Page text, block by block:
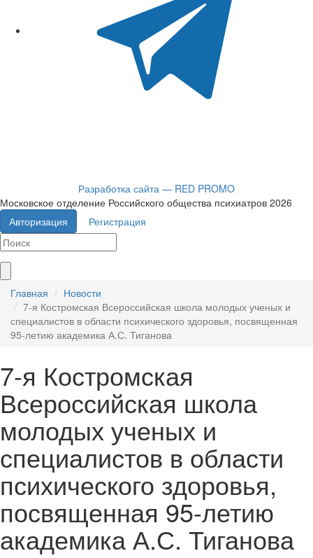
Разработка сайта — RED PROMO
Московское отделение Российского общества психиатров 2026
Авторизация
Регистрация
Главная
Новости
7-я Костромская Всероссийская школа молодых ученых и
специалистов в области психического здоровья, посвященная
95-летию академика А.С. Тиганова
7-я Костромская
Всероссийская школа
молодых ученых и
специалистов в области
психического здоровья,
посвященная 95-летию
академика А.С. Тиганова